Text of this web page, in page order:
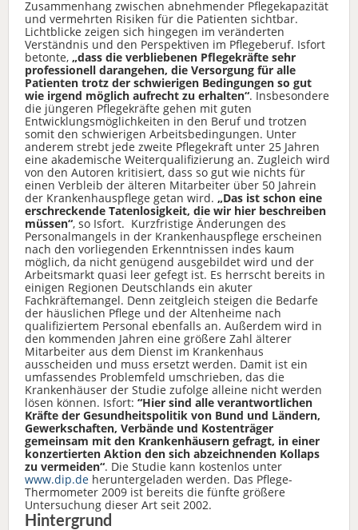
Zusammenhang zwischen abnehmender Pflegekapazität
und vermehrten Risiken für die Patienten sichtbar.
Lichtblicke zeigen sich hingegen im veränderten
Verständnis und den Perspektiven im Pflegeberuf. Isfort
betonte, „dass die verbliebenen Pflegekräfte sehr
professionell darangehen, die Versorgung für alle
Patienten trotz der schwierigen Bedingungen so gut
wie irgend möglich aufrecht zu erhalten“. Insbesondere
die jüngeren Pflegekräfte gehen mit guten
Entwicklungsmöglichkeiten in den Beruf und trotzen
somit den schwierigen Arbeitsbedingungen. Unter
anderem strebt jede zweite Pflegekraft unter 25 Jahren
eine akademische Weiterqualifizierung an. Zugleich wird
von den Autoren kritisiert, dass so gut wie nichts für
einen Verbleib der älteren Mitarbeiter über 50 Jahrein
der Krankenhauspflege getan wird. „Das ist schon eine
erschreckende Tatenlosigkeit, die wir hier beschreiben
müssen“, so Isfort. Kurzfristige Änderungen des
Personalmangels in der Krankenhauspflege erscheinen
nach den vorliegenden Erkenntnissen indes kaum
möglich, da nicht genügend ausgebildet wird und der
Arbeitsmarkt quasi leer gefegt ist. Es herrscht bereits in
einigen Regionen Deutschlands ein akuter
Fachkräftemangel. Denn zeitgleich steigen die Bedarfe
der häuslichen Pflege und der Altenheime nach
qualifiziertem Personal ebenfalls an. Außerdem wird in
den kommenden Jahren eine größere Zahl älterer
Mitarbeiter aus dem Dienst im Krankenhaus
ausscheiden und muss ersetzt werden. Damit ist ein
umfassendes Problemfeld umschrieben, das die
Krankenhäuser der Studie zufolge alleine nicht werden
lösen können. Isfort: “Hier sind alle verantwortlichen
Kräfte der Gesundheitspolitik von Bund und Ländern,
Gewerkschaften, Verbände und Kostenträger
gemeinsam mit den Krankenhäusern gefragt, in einer
konzertierten Aktion den sich abzeichnenden Kollaps
zu vermeiden“. Die Studie kann kostenlos unter
www.dip.de heruntergeladen werden. Das Pflege-
Thermometer 2009 ist bereits die fünfte größere
Untersuchung dieser Art seit 2002.
Hintergrund